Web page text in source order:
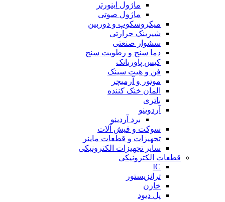
ماژول اینورتر
ماژول صوتی
میکروسکوپ و دوربین
شیرینک حرارتی
سشوار صنعتی
دما سنج و رطوبت سنج
کیس پاوربانک
فن و هیت سینک
موتور و آرمیچر
المان خنک کننده
باتری
آردوینو
برد آردینو
سوکت و فیش آلات
تجهیزات و قطعات ماینر
سایر تجهیزات الکترونیکی
قطعات الکترونیکی
IC
ترانزیستور
خازن
پل دیود